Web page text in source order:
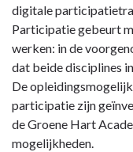
dienstverlening
Ontwikkelingen
digitale
Participatie gebeurt
werken: in de
dat beide disciplines
De
participatie zijn
de Groene Hart
mogelijkheden.